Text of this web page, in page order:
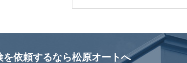
を依頼するなら松原オートへ